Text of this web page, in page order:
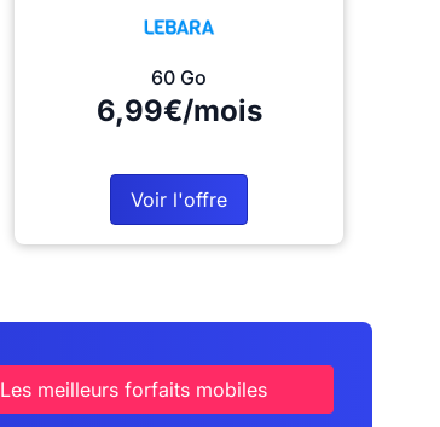
60 Go
6,99€/mois
Voir l'offre
Les meilleurs forfaits mobiles